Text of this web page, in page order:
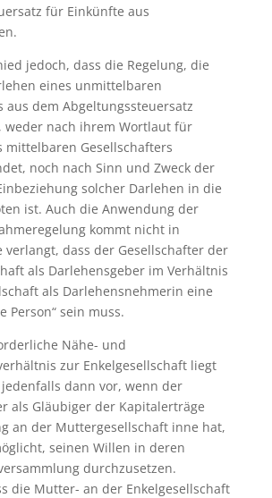
Kontraste
für Einkünfte aus
jedoch, dass die Regelung, die
eines unmittelbaren
aus dem Abgeltungssteuersatz
weder nach ihrem Wortlaut für
mittelbaren Gesellschafters
noch nach Sinn und Zweck der
solcher Darlehen in die
ist. Auch die Anwendung der
kommt nicht in
verlangt, dass der Gesellschafter der
als Darlehensgeber im Verhältnis
als Darlehensnehmerin eine
Person“ sein muss.
Nähe- und
zur Enkelgesellschaft liegt
jedenfalls dann vor, wenn der
als Gläubiger der Kapitalerträge
an der Muttergesellschaft inne hat,
seinen Willen in deren
durchzusetzen.
die Mutter- an der Enkelgesellschaft